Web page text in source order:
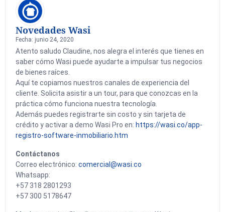
Novedades Wasi
Fecha: junio 24, 2020
Atento saludo Claudine, nos alegra el interés que tienes en
saber cómo Wasi puede ayudarte a impulsar tus negocios
de bienes raíces.
Aquí te copiamos nuestros canales de experiencia del
cliente. Solicita asistir a un tour, para que conozcas en la
práctica cómo funciona nuestra tecnología.
Además puedes registrarte sin costo y sin tarjeta de
crédito y activar a demo Wasi Pro en: https://wasi.co/app-
registro-software-inmobiliario.htm
Contáctanos
Correo electrónico: comercial@wasi.co
Whatsapp:
+57 318 2801293
+57 300 5178647